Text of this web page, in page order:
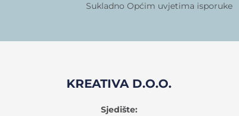
Sukladno Općim uvjetima isporuke
KREATIVA D.O.O.
Sjedište: